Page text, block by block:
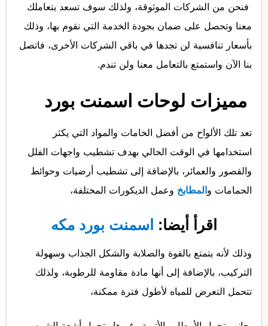
فنحن من الشركات الموثوقة، ولذلك سوف تسعد بتعاملك
معنا وتحصل على ضمان بجودة الخدمة التي نقوم بها، وذلك
بأسعار تنافسية لن تجدها في باقي الشركات الأخرى، فاتصل
بنا الآن واستمتع بالتعامل معنا ولن تندم.
مميزات لوحات اسمنت بورد
تعد تلك الألواح من أفضل الخامات والمواد التي يكثر
استخدامها في الوقت الحالي بهدف تشطيب واجهات الفلل
والقصور والعمائر، بالإضافة إلى تشطيب أرضيات وحوائط
الحمامات والمطابخ وعمل الديكورات المختلفة،
اقرأ أيضا: اسمنت بورد مكه
وذلك لأنه يتمتع بالقوة والصلابة والشكل الجذاب وسهولة
التركيب، بالإضافة إلى أنها مادة مقاومة للرطوبة، ولذلك
تتحمل التعرض للمياه لأطول فترة ممكنة،